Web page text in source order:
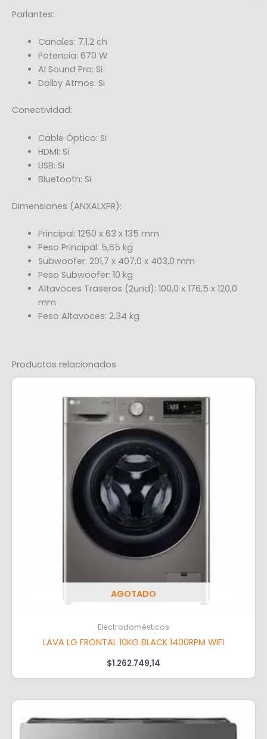
Parlantes:
Canales: 7.1.2 ch
Potencia: 670 W
AI Sound Pro; Si
Dolby Atmos: Si
Conectividad:
Cable Óptico: Si
HDMI: Si
USB: Si
Bluetooth: Si
Dimensiones (ANXALXPR):
Principal: 1250 x 63 x 135 mm
Peso Principal: 5,65 kg
Subwoofer: 201,7 x 407,0 x 403,0 mm
Peso Subwoofer: 10 kg
Altavoces Traseros (2und): 100,0 x 176,5 x 120,0
mm
Peso Altavoces: 2,34 kg
Productos relacionados
AGOTADO
Electrodomésticos
LAVA LG FRONTAL 10KG BLACK 1400RPM WIFI
$1.262.749,14